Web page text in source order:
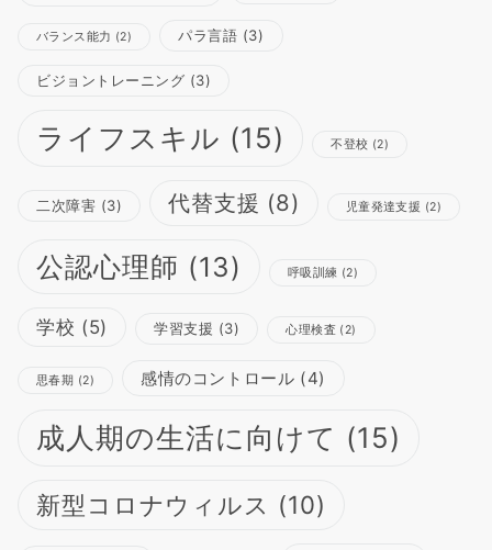
バランス能力 (2) パラ言語 (3)
ビジョントレーニング (3)
ライフスキル (15) 不登校 (2)
二次障害 (3) 代替支援 (8) 児童発達支援 (2)
公認心理師 (13) 呼吸訓練 (2)
学校 (5) 学習支援 (3) 心理検査 (2)
思春期 (2) 感情のコントロール (4)
成人期の生活に向けて (15)
新型コロナウィルス (10)